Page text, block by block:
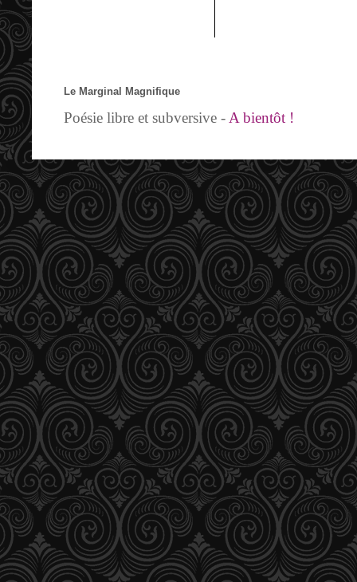
Le Marginal Magnifique
Poésie libre et subversive -A bientôt !